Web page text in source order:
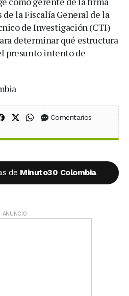
la Fiscalía General de la
de Investigación (CTI)
determinar qué estructura
presunto intento de
Compartir en Facebook
Compartir en X (Twitter)
Compartir en WhatsApp
Comentarios
de Minuto30 Colombia
ANUNCIO